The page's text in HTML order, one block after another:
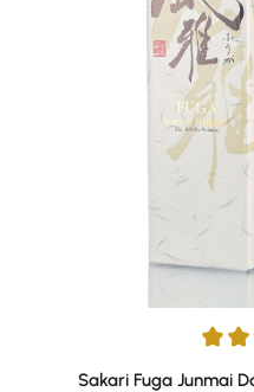
Durchschnittliche
Sakari Fuga Junmai